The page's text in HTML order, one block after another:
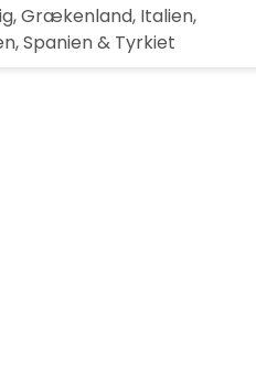
Grækenland, Italien,
Spanien & Tyrkiet